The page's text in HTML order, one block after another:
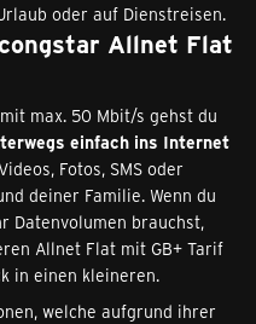
oder auf Dienstreisen.
Allnet Flat
mit max. 50 Mbit/s gehst du
einfach ins Internet
Fotos, SMS oder
deiner Familie. Wenn du
Datenvolumen brauchst,
Allnet Flat mit GB+ Tarif
in einen kleineren.
welche aufgrund ihrer